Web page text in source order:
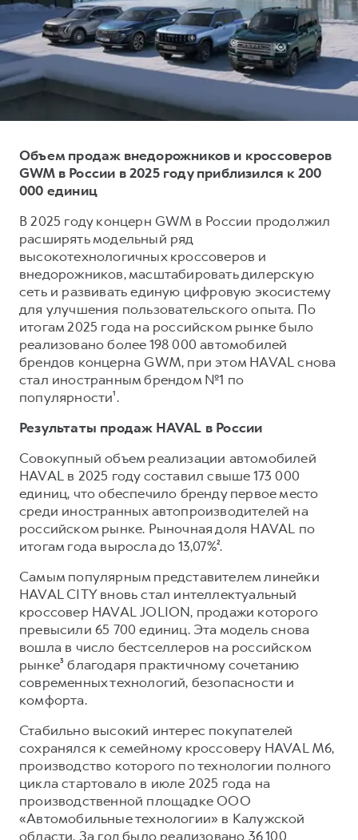
от 3 799 000 ₽
H9
от 4 799 000 ₽
Тест-драйв
Трейд-ин
КРЕДИТ И СТРАХОВАНИЕ
Страхование
Кредит
КОРПОРАТИВНЫМ КЛИЕНТАМ
Для малого бизнеса
Корпоративным клиентам
Крупным корпоративным клиентам
Система управления автопарком
Сервис для корпоративных клиентов
HAVAL Лизинг
АКСЕССУАРЫ HAVAL
Автомобильные аксессуары
Коллекция PRO
Коллекция Базовая
Коллекция Детская
СЕРВИСНОЕ ОБСЛУЖИВАНИЕ
Нулевое ТО
Программа «Помощь на дороге»
Регламенты технического обслуживания
ПОДДЕРЖКА
Гарантия HAVAL
Мобильное приложение GWM
Программа «HAVAL Защита+»
Руководства по эксплуатации
Подписки
АКСЕССУАРЫ HAVAL
Коллекция PRO
Коллекция Базовая
Коллекция Детская
О дилере
Наша команда
Контакты
Объем продаж внедорожников и кроссоверов
GWM в России в 2025 году приблизился к 200
000 единиц
В 2025 году концерн GWM в России продолжил
расширять модельный ряд
высокотехнологичных кроссоверов и
внедорожников, масштабировать дилерскую
сеть и развивать единую цифровую экосистему
для улучшения пользовательского опыта. По
итогам 2025 года на российском рынке было
реализовано более 198 000 автомобилей
брендов концерна GWM, при этом HAVAL снова
стал иностранным брендом №1 по
популярности¹.
Результаты продаж HAVAL в России
Совокупный объем реализации автомобилей
HAVAL в 2025 году составил свыше 173 000
единиц, что обеспечило бренду первое место
среди иностранных автопроизводителей на
российском рынке. Рыночная доля HAVAL по
итогам года выросла до 13,07%².
Самым популярным представителем линейки
HAVAL CITY вновь стал интеллектуальный
кроссовер HAVAL JOLION, продажи которого
превысили 65 700 единиц. Эта модель снова
вошла в число бестселлеров на российском
рынке³ благодаря практичному сочетанию
современных технологий, безопасности и
комфорта.
Стабильно высокий интерес покупателей
сохранялся к семейному кроссоверу HAVAL M6,
производство которого по технологии полного
цикла стартовало в июле 2025 года на
производственной площадке ООО
«Автомобильные технологии» в Калужской
области. За год было реализовано 36 100